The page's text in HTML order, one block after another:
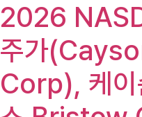
2026
주가
Corp), 케이